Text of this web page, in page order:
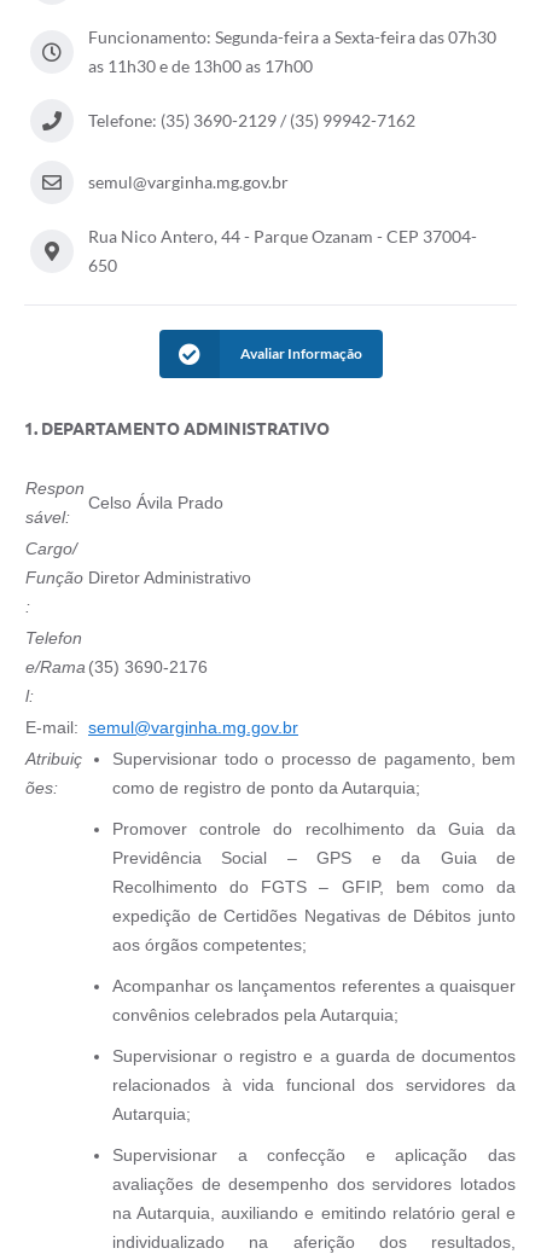
Funcionamento: Segunda-feira a Sexta-feira das 07h30
as 11h30 e de 13h00 as 17h00
Telefone: (35) 3690-2129 / (35) 99942-7162
semul@varginha.mg.gov.br
Rua Nico Antero, 44 - Parque Ozanam - CEP 37004-
650
Avaliar Informação
1. DEPARTAMENTO ADMINISTRATIVO
Respon
sável:
Celso Ávila Prado
Cargo/
Função
:
Diretor Administrativo
Telefon
e/Rama
l:
(35) 3690-2176
E-mail: semul@varginha.mg.gov.br
Atribuiç
ões:
Supervisionar todo o processo de pagamento, bem
como de registro de ponto da Autarquia;
Promover controle do recolhimento da Guia da
Previdência Social – GPS e da Guia de
Recolhimento do FGTS – GFIP, bem como da
expedição de Certidões Negativas de Débitos junto
aos órgãos competentes;
Acompanhar os lançamentos referentes a quaisquer
convênios celebrados pela Autarquia;
Supervisionar o registro e a guarda de documentos
relacionados à vida funcional dos servidores da
Autarquia;
Supervisionar a confecção e aplicação das
avaliações de desempenho dos servidores lotados
na Autarquia, auxiliando e emitindo relatório geral e
individualizado na aferição dos resultados,